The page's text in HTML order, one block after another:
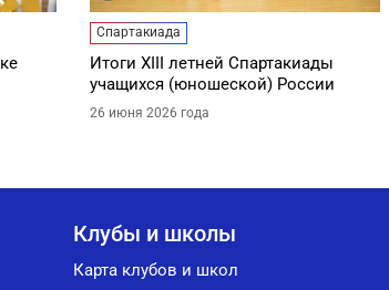
Спартакиада
Итоги XIII летней Спартакиады
учащихся (юношеской) России
26 июня 2026 года
Клубы и школы
Карта клубов и школ